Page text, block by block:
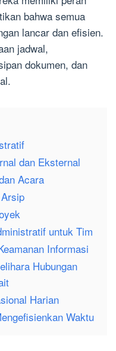
bahwa semua
lancar dan efisien.
jadwal,
dokumen, dan
dan Eksternal
Acara
untuk Tim
Informasi
Hubungan
Harian
Waktu